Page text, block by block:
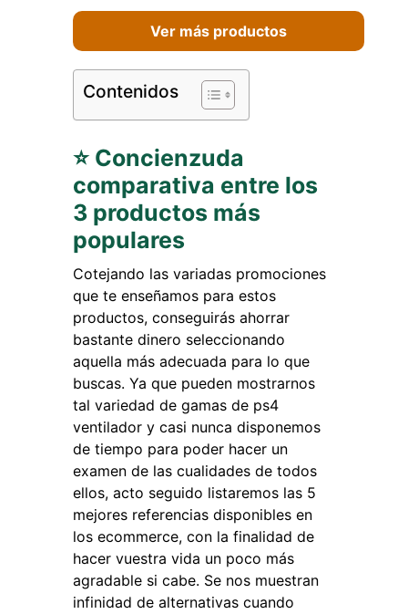
Ver más productos
Contenidos
⭐ Concienzuda
comparativa entre los
3 productos más
populares
Cotejando las variadas promociones
que te enseñamos para estos
productos, conseguirás ahorrar
bastante dinero seleccionando
aquella más adecuada para lo que
buscas. Ya que pueden mostrarnos
tal variedad de gamas de ps4
ventilador y casi nunca disponemos
de tiempo para poder hacer un
examen de las cualidades de todos
ellos, acto seguido listaremos las 5
mejores referencias disponibles en
los ecommerce, con la finalidad de
hacer vuestra vida un poco más
agradable si cabe. Se nos muestran
infinidad de alternativas cuando